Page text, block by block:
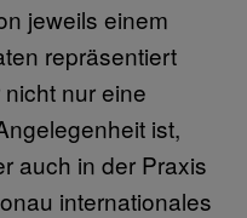
jeweils einem
repräsentiert
nur eine
ist,
auch in der Praxis
internationales